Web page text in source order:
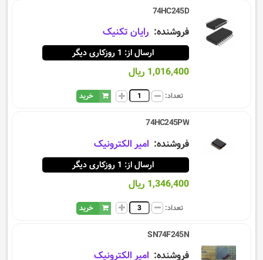
74HC245D
فروشنده: رایان تکنیک
ارسال از: 1 روزکاری دیگر
1,016,400 ریال
تعداد: خرید
74HC245PW
فروشنده: امیر الکترونیک
ارسال از: 1 روزکاری دیگر
1,346,400 ریال
تعداد: خرید
SN74F245N
فروشنده: امیر الکترونیک